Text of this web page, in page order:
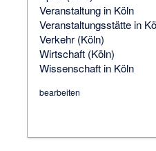
Veranstaltung in Köln
Veranstaltungsstätte in
Verkehr (Köln)
Wirtschaft (Köln)
Wissenschaft in Köln
bearbeiten